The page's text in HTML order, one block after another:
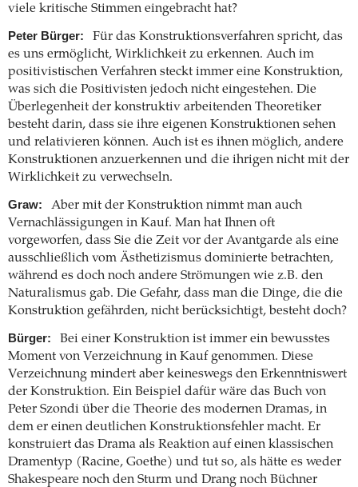
viele kritische Stimmen eingebracht hat?
Peter Bürger:
Für das Konstruktionsverfahren spricht, das
es uns ermöglicht, Wirklichkeit zu erkennen. Auch im
positivistischen Verfahren steckt immer eine Konstruktion,
was sich die Positivisten jedoch nicht eingestehen. Die
Überlegenheit der konstruktiv arbeitenden Theoretiker
besteht darin, dass sie ihre eigenen Konstruktionen sehen
und relativieren können. Auch ist es ihnen möglich, andere
Konstruktionen anzuerkennen und die ihrigen nicht mit der
Wirklichkeit zu verwechseln.
Graw:
Aber mit der Konstruktion nimmt man auch
Vernachlässigungen in Kauf. Man hat Ihnen oft
vorgeworfen, dass Sie die Zeit vor der Avantgarde als eine
ausschließlich vom Ästhetizismus dominierte betrachten,
während es doch noch andere Strömungen wie z.B. den
Naturalismus gab. Die Gefahr, dass man die Dinge, die die
Konstruktion gefährden, nicht berücksichtigt, besteht doch?
Bürger:
Bei einer Konstruktion ist immer ein bewusstes
Moment von Verzeichnung in Kauf genommen. Diese
Verzeichnung mindert aber keineswegs den Erkenntniswert
der Konstruktion. Ein Beispiel dafür wäre das Buch von
Peter Szondi über die Theorie des modernen Dramas, in
dem er einen deutlichen Konstruktionsfehler macht. Er
konstruiert das Drama als Reaktion auf einen klassischen
Dramentyp (Racine, Goethe) und tut so, als hätte es weder
Shakespeare noch den Sturm und Drang noch Büchner